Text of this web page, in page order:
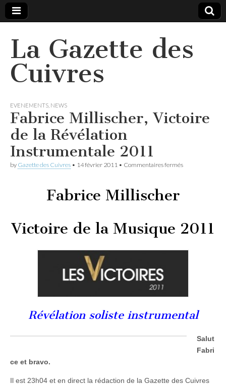
La Gazette des
Cuivres
EVENEMENTS NEWS
Fabrice Millischer, Victoire
de la Révélation
Instrumentale 2011
by Gazette des Cuivres • 14 février 2011 • Commentaires ferméssur
2011
Fabrice Millischer
Victoire de la Musique 2011
Révélation soliste instrumental
Salut
Fabri
ce et bravo.
Il est 23h04 et en direct la rédaction de la Gazette des Cuivres